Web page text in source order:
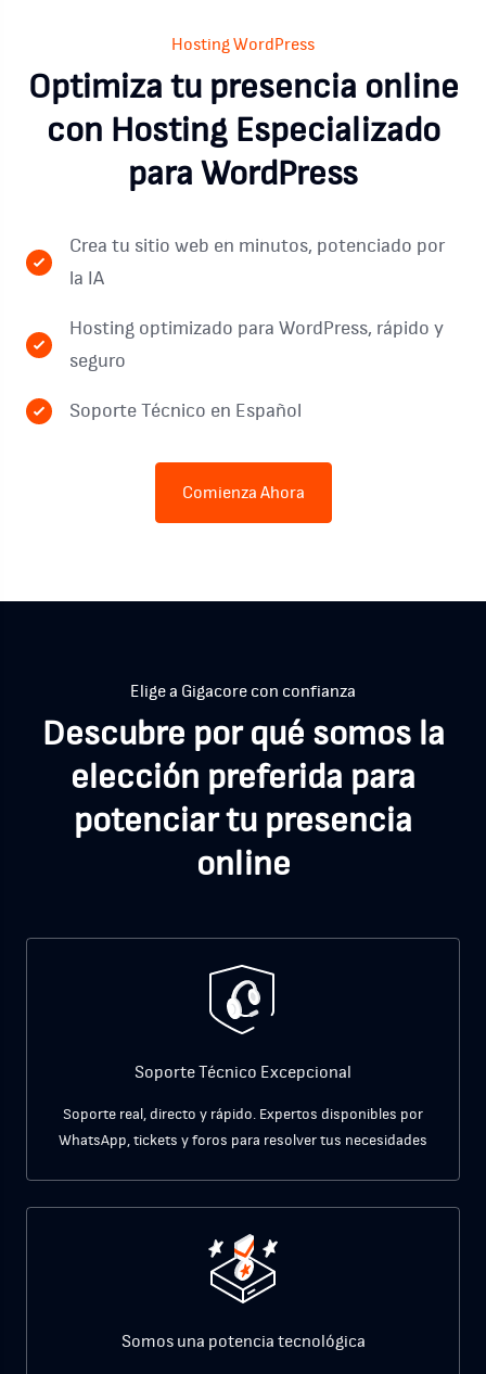
Hosting WordPress
Optimiza tu presencia online
con Hosting Especializado
para WordPress
Crea tu sitio web en minutos, potenciado por
la IA
Hosting optimizado para WordPress, rápido y
seguro
Soporte Técnico en Español
Comienza Ahora
Elige a Gigacore con confianza
Descubre por qué somos la
elección preferida para
potenciar tu presencia
online
Soporte Técnico Excepcional
Soporte real, directo y rápido. Expertos disponibles por
WhatsApp, tickets y foros para resolver tus necesidades
Somos una potencia tecnológica